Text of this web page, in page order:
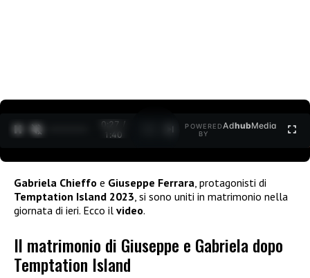
0:28 /
1:40
POWERED
BY
AdhubMedia
Gabriela Chieffo e Giuseppe Ferrara , protagonisti di
Temptation Island 2023 , si sono uniti in matrimonio nella
giornata di ieri. Ecco il video.
Il matrimonio di Giuseppe e Gabriela dopo
Temptation Island